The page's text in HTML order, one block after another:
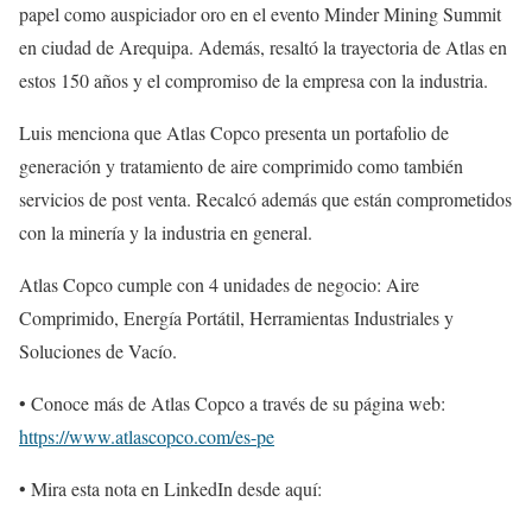
papel como auspiciador oro en el evento Minder Mining Summit
en ciudad de Arequipa. Además, resaltó la trayectoria de Atlas en
estos 150 años y el compromiso de la empresa con la industria.
Luis menciona que Atlas Copco presenta un portafolio de
generación y tratamiento de aire comprimido como también
servicios de post venta. Recalcó además que están comprometidos
con la minería y la industria en general.
Atlas Copco cumple con 4 unidades de negocio: Aire
Comprimido, Energía Portátil, Herramientas Industriales y
Soluciones de Vacío.
• Conoce más de Atlas Copco a través de su página web:
https://www.atlascopco.com/es-pe
• Mira esta nota en LinkedIn desde aquí: